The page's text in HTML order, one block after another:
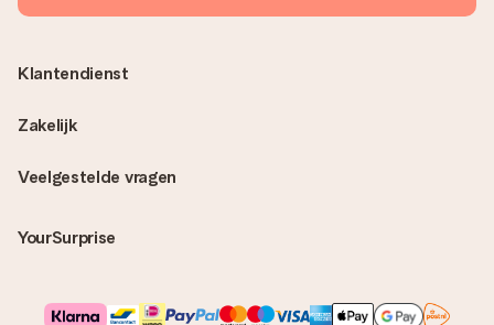
Veelgestelde vragen
YourSurprise
Klantendienst
Zakelijk